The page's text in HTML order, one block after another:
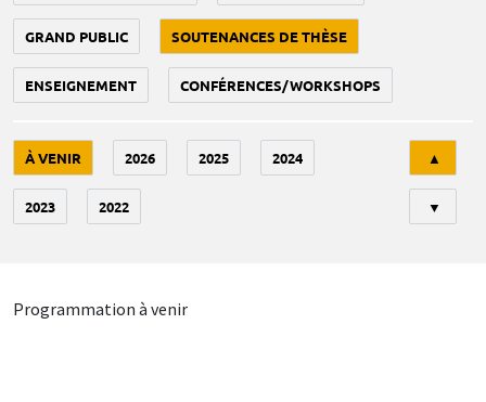
GRAND PUBLIC SOUTENANCES DE THÈSE
ENSEIGNEMENT CONFÉRENCES/WORKSHOPS
À VENIR 2026 2025 2024
2023 2022
▲
▼
Programmation à venir